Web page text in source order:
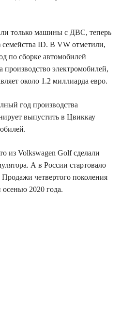
только машины с ДВС, теперь
семейства ID. В VW отметили,
по сборке автомобилей
производство электромобилей,
около 1.2 миллиарда евро.
год производства
выпустить в Цвиккау
из Volkswagen Golf сделали
А в России стартовало
четвертого поколения
2020 года.